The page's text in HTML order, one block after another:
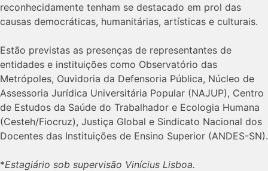
reconhecidamente tenham se destacado em prol das
causas democráticas, humanitárias, artísticas e culturais.
Estão previstas as presenças de representantes de
entidades e instituições como Observatório das
Metrópoles, Ouvidoria da Defensoria Pública, Núcleo de
Assessoria Jurídica Universitária Popular (NAJUP), Centro
de Estudos da Saúde do Trabalhador e Ecologia Humana
(Cesteh/Fiocruz), Justiça Global e Sindicato Nacional dos
Docentes das Instituições de Ensino Superior (ANDES-SN).
*Estagiário sob supervisão Vinícius Lisboa.